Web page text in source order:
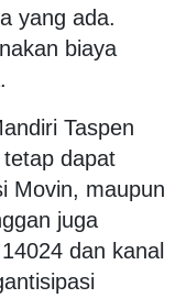
yang ada.
biaya
Taspen
dapat
Movin, maupun
juga
dan kanal